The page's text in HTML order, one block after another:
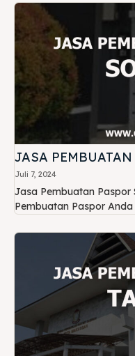
JASA PEMBUATAN
Juli 7, 2024
Jasa Pembuatan Paspor
Pembuatan Paspor